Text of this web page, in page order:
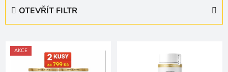
p
OTEVŘÍT FILTR
V
ý AKCE